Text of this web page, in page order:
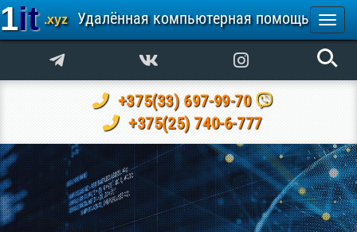
1it .xyz Удалённая компьютерная помощь
+375(33) 697-99-70
+375(25) 740-6-777